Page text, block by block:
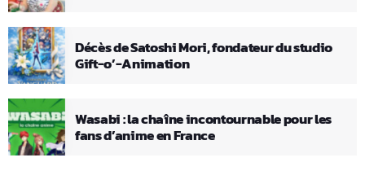
Décès de Satoshi Mori, fondateur du studio
Gift-o’-Animation
Wasabi : la chaîne incontournable pour les
fans d’anime en France